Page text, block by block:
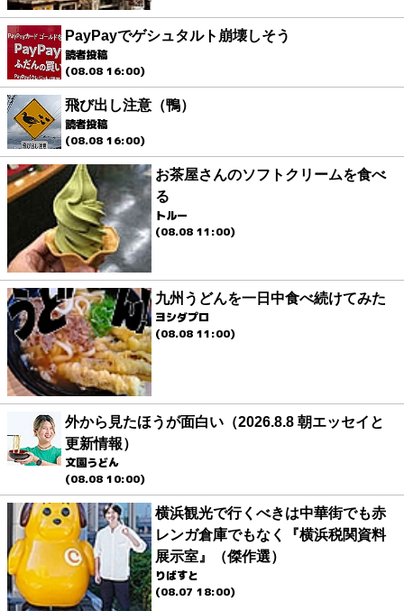
PayPayでゲシュタルト崩壊しそう
読者投稿
(08.08 16:00)
飛び出し注意（鴨）
読者投稿
(08.08 16:00)
お茶屋さんのソフトクリームを食べ
る
トルー
(08.08 11:00)
九州うどんを一日中食べ続けてみた
ヨシダプロ
(08.08 11:00)
外から見たほうが面白い（2026.8.8 朝エッセイと
更新情報）
文園うどん
(08.08 10:00)
横浜観光で行くべきは中華街でも赤
レンガ倉庫でもなく『横浜税関資料
展示室』（傑作選）
りばすと
(08.07 18:00)